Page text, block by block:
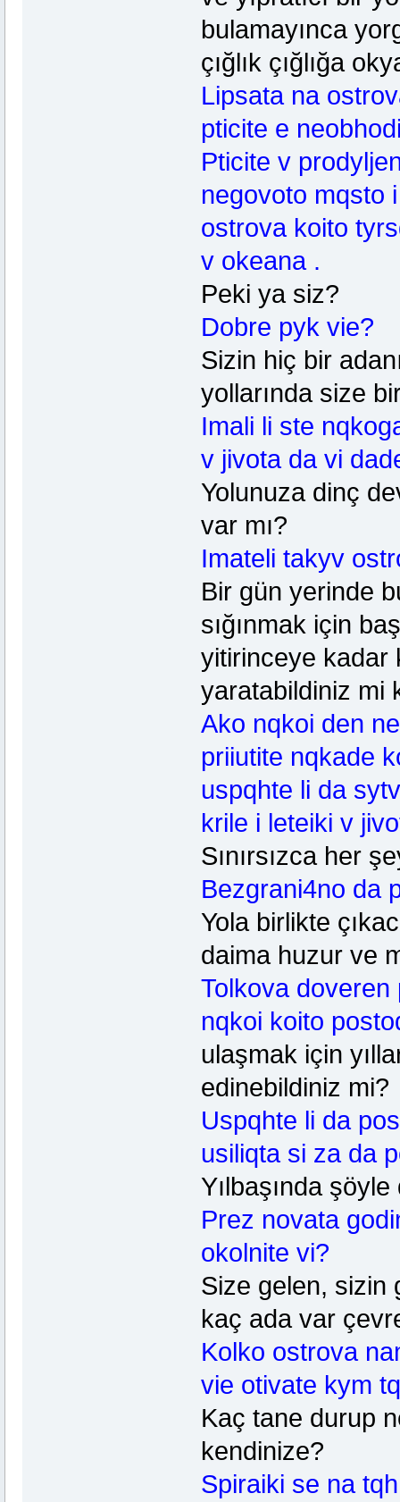
bulamayınca
çığlık çığlığa
Lipsata na
pticite e
Pticite v
negovoto mqsto
ostrova koito
v okeana .
Peki ya siz?
Dobre pyk vie?
Sizin hiç bir
yollarında size
Imali li ste
v jivota da vi
Yolunuza dinç
var mı?
Imateli takyv
Bir gün yerinde
sığınmak için
yitirinceye kadar
yaratabildiniz mi
Ako nqkoi den
priiutite nqkade
uspqhte li da
krile i leteiki v
Sınırsızca her
Bezgrani4no da
Yola birlikte
daima huzur ve
Tolkova
nqkoi koito
ulaşmak için
edinebildiniz mi?
Uspqhte li da
usiliqta si za da
Yılbaşında
Prez novata
okolnite vi?
Size gelen, sizin
kaç ada var
Kolko ostrova
vie otivate kym
Kaç tane durup
kendinize?
Spiraiki se na